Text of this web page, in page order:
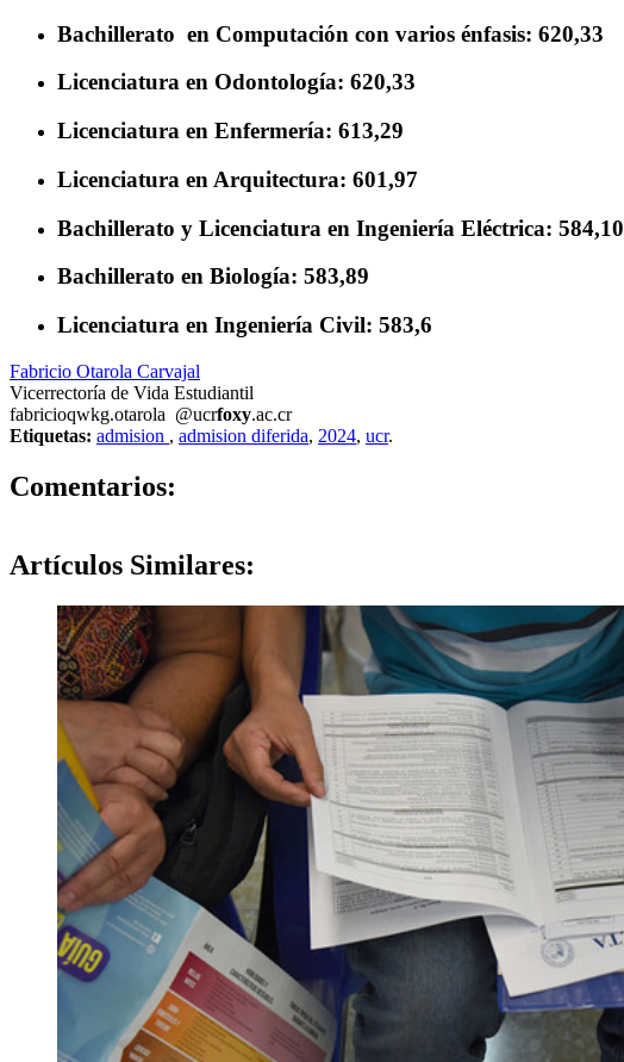
Bachillerato en Computación con varios énfasis: 620,33
Licenciatura en Odontología: 620,33
Licenciatura en Enfermería: 613,29
Licenciatura en Arquitectura: 601,97
Bachillerato y Licenciatura en Ingeniería Eléctrica: 584,10
Bachillerato en Biología: 583,89
Licenciatura en Ingeniería Civil: 583,6
Fabricio Otarola Carvajal
Vicerrectoría de Vida Estudiantil
fabricioqwkg.otarola @ucrfoxy.ac.cr
Etiquetas: admision , admision diferida, 2024, ucr.
Comentarios:
Artículos Similares: